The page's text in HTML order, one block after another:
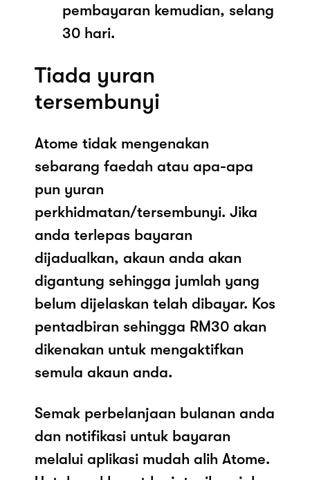
pembayaran kemudian, selang
30 hari.
Tiada yuran
tersembunyi
Atome tidak mengenakan
sebarang faedah atau apa-apa
pun yuran
perkhidmatan/tersembunyi. Jika
anda terlepas bayaran
dijadualkan, akaun anda akan
digantung sehingga jumlah yang
belum dijelaskan telah dibayar. Kos
pentadbiran sehingga RM30 akan
dikenakan untuk mengaktifkan
semula akaun anda.
Semak perbelanjaan bulanan anda
dan notifikasi untuk bayaran
melalui aplikasi mudah alih Atome.